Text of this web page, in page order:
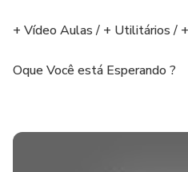
+ Vídeo Aulas / + Utilitários /
Oque Você está Esperando ?